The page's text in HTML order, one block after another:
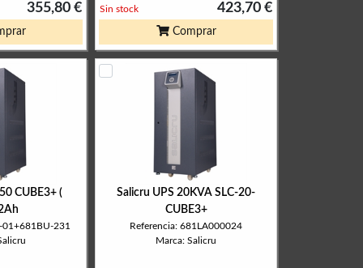
355,80 € 423,70 €
Sin stock
Comprar
CUBE3+ (
01+681BU-231
Salicru UPS 20KVA SLC-20-
CUBE3+
Referencia: 681LA000024
Marca: Salicru